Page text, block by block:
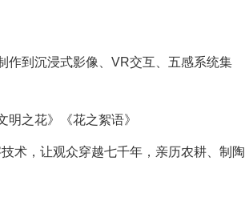
到沉浸式影像、VR交互、五感系统集
之花》《花之絮语》
术，让观众穿越七千年，亲历农耕、制陶